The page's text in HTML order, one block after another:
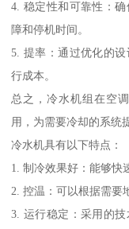
4. 稳定性和可靠性：
障和停机时间。
5. 提率：通过优化的
行成本。
总之，冷水机组在空
用，为需要冷却的系统
冷水机具有以下特点：
1. 制冷效果好：能够快
2. 控温：可以根据需要
3. 运行稳定：采用的